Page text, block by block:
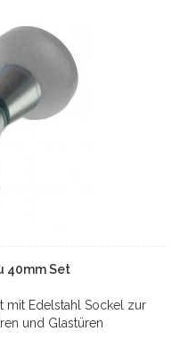
40mm Set
mit Edelstahl Sockel zur
und Glastüren